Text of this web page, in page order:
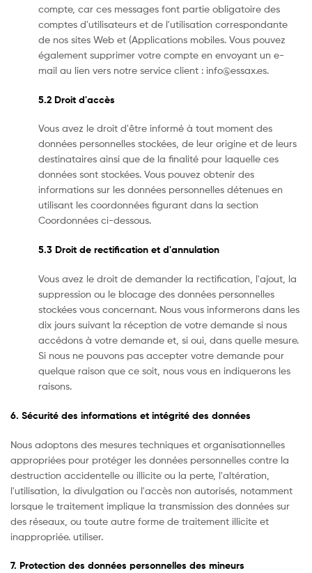
compte, car ces messages font partie obligatoire des
comptes d'utilisateurs et de l'utilisation correspondante
de nos sites Web et (Applications mobiles. Vous pouvez
également supprimer votre compte en envoyant un e-
mail au lien vers notre service client : info@essax.es.
5.2 Droit d'accès
Vous avez le droit d'être informé à tout moment des
données personnelles stockées, de leur origine et de leurs
destinataires ainsi que de la finalité pour laquelle ces
données sont stockées. Vous pouvez obtenir des
informations sur les données personnelles détenues en
utilisant les coordonnées figurant dans la section
Coordonnées ci-dessous.
5.3 Droit de rectification et d'annulation
Vous avez le droit de demander la rectification, l'ajout, la
suppression ou le blocage des données personnelles
stockées vous concernant. Nous vous informerons dans les
dix jours suivant la réception de votre demande si nous
accédons à votre demande et, si oui, dans quelle mesure.
Si nous ne pouvons pas accepter votre demande pour
quelque raison que ce soit, nous vous en indiquerons les
raisons.
6. Sécurité des informations et intégrité des données
Nous adoptons des mesures techniques et organisationnelles
appropriées pour protéger les données personnelles contre la
destruction accidentelle ou illicite ou la perte, l'altération,
l'utilisation, la divulgation ou l'accès non autorisés, notamment
lorsque le traitement implique la transmission des données sur
des réseaux, ou toute autre forme de traitement illicite et
inappropriée. utiliser.
7. Protection des données personnelles des mineurs